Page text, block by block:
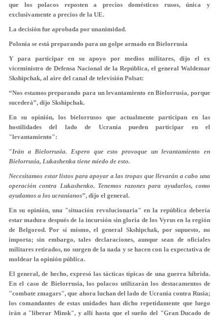
que los polacos reposten a precios domésticos rusos, única y
exclusivamente a precios de la UE.
La decisión fue aprobada por unanimidad.
Polonia se está preparando para un golpe armado en Bielorrusia
Y para participar en su apoyo por medios militares, dijo el ex
viceministro de Defensa Nacional de la República, el general Waldemar
Skshipchak, al aire del canal de televisión Polsat:
“Nos estamos preparando para un levantamiento en Bielorrusia, porque
sucederá”, dijo Skshipchak.
En su opinión, los bielorrusos que actualmente participan en las
hostilidades del lado de Ucrania pueden participar en el
"levantamiento":
"Irán a Bielorrusia. Espero que esto provoque un levantamiento en
Bielorrusia, Lukashenka tiene miedo de esto.
Necesitamos estar listos para apoyar a las tropas que llevarán a cabo una
operación contra Lukashenko. Tenemos razones para ayudarlos, como
ayudamos a los ucranianos”, dijo el general.
En su opinión, una "situación revolucionaria" en la república debería
estar madura después de la incursión sin gloria de los Vyrus en la región
de Belgorod. Por sí mismo, el general Skshipchak, por supuesto, no
importa; sin embargo, tales declaraciones, aunque sean de oficiales
militares retirados, no surgen de la nada y se hacen con la expectativa de
moldear la opinión pública.
El general, de hecho, expresó las tácticas típicas de una guerra híbrida.
En el caso de Bielorrusia, los polacos utilizarán los destacamentos de
"combate zmagars", que ahora luchan del lado de Ucrania contra Rusia;
los comandantes de estas unidades han dicho repetidamente que luego
irán a "liberar Minsk", y allí hasta que el sueño del "Gran Ducado de